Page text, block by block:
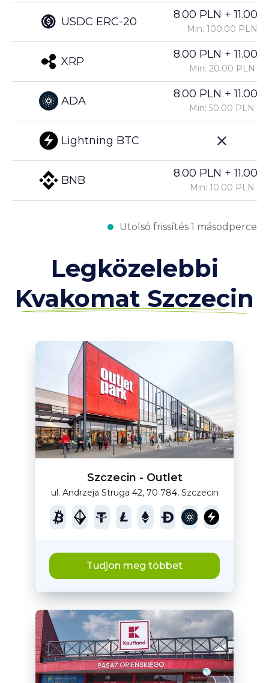
USDC ERC-20
XRP
ADA
Lightning BTC
BNB
8.00 PLN +
Min: 100.00 PLN
8.00 PLN +
Min: 20.00 PLN
8.00 PLN +
Min: 50.00 PLN
8.00 PLN +
Min: 10.00 PLN
Utolsó frissítés 1 másodperce
Legközelebbi
Kvakomat Szczecin
Szczecin - Outlet
ul. Andrzeja Struga 42, 70 784, Szczecin
Tudjon meg többet